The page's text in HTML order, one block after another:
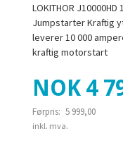
LOKITHOR
Jumpstarter Kraftig
leverer 10 000
kraftig motorstart
Tilbud
NOK 4
Førpris: 5 999,00
Rabatt
inkl. mva.